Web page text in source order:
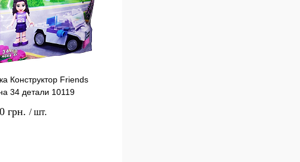
Конструктор Friends
34 детали 10119
грн. / шт.